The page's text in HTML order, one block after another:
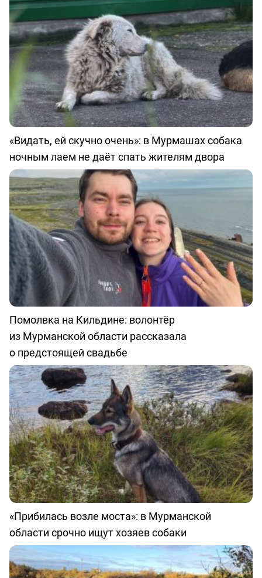
«Видать, ей скучно очень»: в Мурмашах собака
ночным лаем не даёт спать жителям двора
Помолвка на Кильдине: волонтёр
из Мурманской области рассказала
о предстоящей свадьбе
«Прибилась возле моста»: в Мурманской
области срочно ищут хозяев собаки